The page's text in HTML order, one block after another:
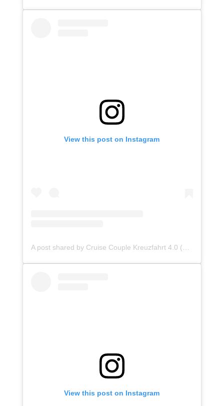
View this post on Instagram
View this post on Instagram